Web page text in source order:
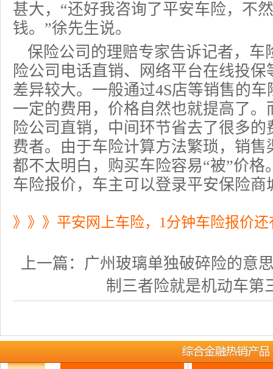
甚大，“还好我咨询了平安车险，不
钱。”徐先生说。
保险公司的理赔专家告诉记者，车
险公司电话直销、网络平台在线投
差异较大。一般通过4S店等销售的
一定的费用，价格自然也就提高了
险公司直销，中间环节省去了很多
费者。由于车险计算方法繁琐，销
都不太明白，购买车险容易“被”价
车险报价，车主可以登录平安保险
》》》平安网上车险，1分钟车险报价
上一篇： 广州玻璃单独破碎险的意
制三者险就是机动车第